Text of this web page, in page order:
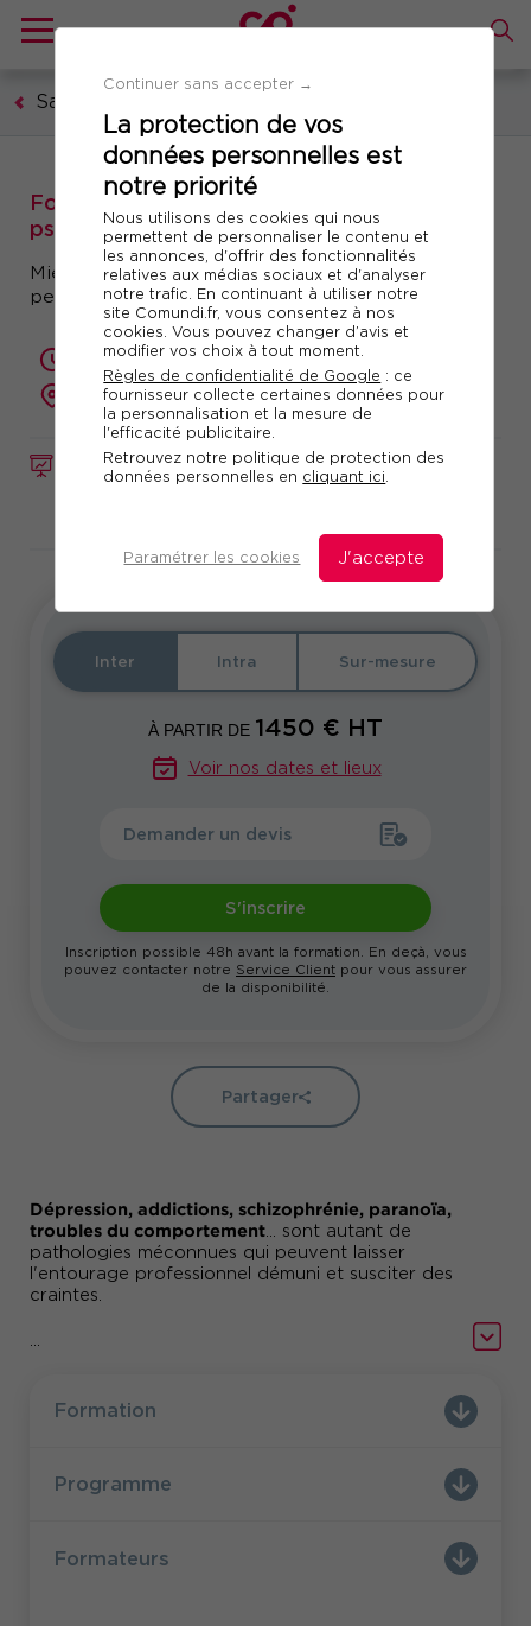
Continuer sans accepter →
La protection de vos
données personnelles est
notre priorité
Nous utilisons des cookies qui nous
permettent de personnaliser le contenu et
les annonces, d'offrir des fonctionnalités
relatives aux médias sociaux et d'analyser
notre trafic. En continuant à utiliser notre
site Comundi.fr, vous consentez à nos
cookies. Vous pouvez changer d’avis et
modifier vos choix à tout moment.
Règles de confidentialité de Google : ce
fournisseur collecte certaines données pour
la personnalisation et la mesure de
l'efficacité publicitaire.
Retrouvez notre politique de protection des
données personnelles en cliquant ici.
Paramétrer les cookies J'accepte
Santé et sécurité au travail
FORMATION Réf. 10875
Formation : Gérer les pathologies
psychiques au travail
Mieux comprendre et accompagner les
personnes souffrant de pathologies psychiques
2 jours (14 heures)
présentiel ou à distance
Dépression, addictions, schizophrénie, paranoïa,
troubles du comportement ... sont autant de
pathologies méconnues qui peuvent laisser
l'entourage professionnel démuni et susciter des
craintes.
Comundi vous propose cette formation.
Inter Intra Sur-mesure
À PARTIR DE 1450 € HT
Voir nos dates et lieux
Demander un devis
S'inscrire
Inscription possible 48h avant la formation. En deçà, vous
pouvez contacter notre Service Client pour vous assurer
de la disponibilité.
Partager
Formation
Programme
Formateurs